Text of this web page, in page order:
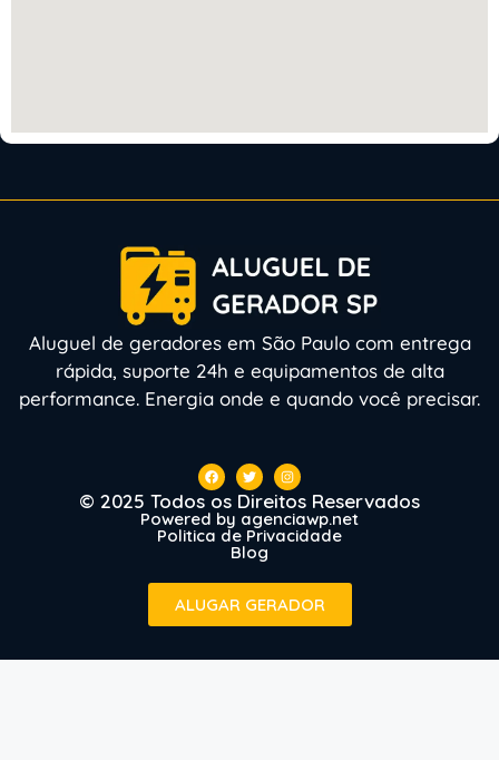
Aluguel de geradores em São Paulo com entrega
rápida, suporte 24h e equipamentos de alta
performance. Energia onde e quando você precisar.
© 2025 Todos os Direitos Reservados
Powered by agenciawp.net
Politica de Privacidade
Blog
ALUGAR GERADOR